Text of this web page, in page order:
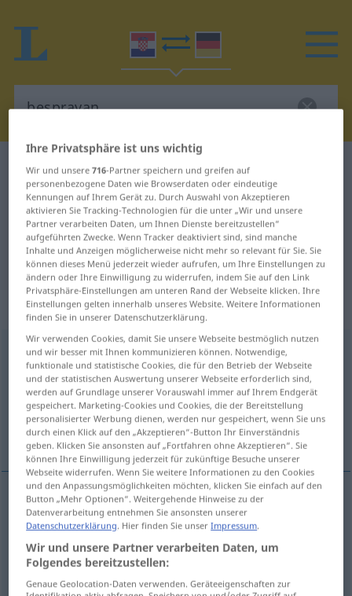
Kroatisch-Deutsch Wörterbuch bespravan
Kroatisch-Deutsch Übersetzung für
"bespravan"
"bespravan" Deutsch Übersetzung
„bespravan“
bespravan
Übersicht aller Übersetzungen
(Für mehr Details die Übersetzung anklicken/antippen)
rechtlos, unrechtmäßig, widerrechtlich
rechtlos bespravan
unrechtmäßig bespravan
widerrechtlich bespravan
Ihre Privatsphäre ist uns wichtig
Wir und unsere716-Partner speichern und greifen auf
personenbezogene Daten wie Browserdaten oder eindeutige
Kennungen auf Ihrem Gerät zu. Durch Auswahl von Akzeptieren
aktivieren Sie Tracking-Technologien für die unter „Wir und unsere
Partner verarbeiten Daten, um Ihnen Dienste bereitzustellen“
aufgeführten Zwecke. Wenn Tracker deaktiviert sind, sind manche
Inhalte und Anzeigen möglicherweise nicht mehr so relevant für Sie. Sie
können dieses Menü jederzeit wieder aufrufen, um Ihre Einstellungen zu
ändern oder Ihre Einwilligung zu widerrufen, indem Sie auf den Link
Privatsphäre-Einstellungen am unteren Rand der Webseite klicken. Ihre
Einstellungen gelten innerhalb unseres Website. Weitere Informationen
finden Sie in unserer Datenschutzerklärung.
Wir verwenden Cookies, damit Sie unsere Webseite bestmöglich nutzen
und wir besser mit Ihnen kommunizieren können. Notwendige,
funktionale und statistische Cookies, die für den Betrieb der Webseite
und der statistischen Auswertung unserer Webseite erforderlich sind,
werden auf Grundlage unserer Vorauswahl immer auf Ihrem Endgerät
gespeichert. Marketing-Cookies und Cookies, die der Bereitstellung
personalisierter Werbung dienen, werden nur gespeichert, wenn Sie uns
durch einen Klick auf den „Akzeptieren“-Button Ihr Einverständnis
geben. Klicken Sie ansonsten auf „Fortfahren ohne Akzeptieren“. Sie
können Ihre Einwilligung jederzeit für zukünftige Besuche unserer
Webseite widerrufen. Wenn Sie weitere Informationen zu den Cookies
und den Anpassungsmöglichkeiten möchten, klicken Sie einfach auf den
Button „Mehr Optionen“. Weitergehende Hinweise zu der
Datenverarbeitung entnehmen Sie ansonsten unserer
Datenschutzerklärung. Hier finden Sie unserImpressum.
Wir und unsere Partner verarbeiten Daten, um
Folgendes bereitzustellen:
Genaue Geolocation-Daten verwenden. Geräteeigenschaften zur